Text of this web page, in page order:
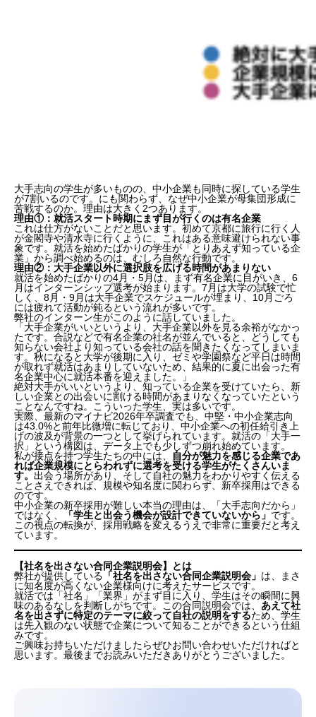
大手志向の学生が多いものの、中小企業も同時に探している学生
が7割いるのです。にも関わらず、なぜ中小企業が母集団形成に
苦戦するのか。理由は大きく2つあります。
理由①：就活スタート時期にまず目が行くのは有名企業
これは仕方がないことだと思います。初めて京都に旅行に行く人
が金閣寺や清水寺に行くように、これはある意味避けられない事
象です。就活を始めたばかりの学生が「とりあえず知っている企
業」から調べ始めるのは、むしろ自然な行動です。
理由②：大手企業以外に選択肢を広げる時間があまりない
就活を始めたばかりの4月・5月は、まず有名企業に目がいき、6
月はインターンシップ選考が始まります。7月は大学の試験で忙
しく、8月・9月は大手企業でスケジュールが埋まり、10月ごろ
には疲れて活動が鈍るという流れが多いです。
弊社のインターン生がこのように話していました。
「大手企業がいいというより、大手企業以外を見る余裕がなかっ
たです。合説などで有名企業の社名が並んでいると、どうしても
知らない会社より知っている会社の話を聞きたくなってしまいま
す。秋になると大学が後期に入り、ゼミや学園祭など平日は時間
が取れず就活はあまりしていないため、結果的に夏に出会った有
名企業中心に就活本番を迎えました。」
絶対大手がいいというより、知っている企業を受けていたら、新
しい企業との出会いに割ける時間があまりなくなっていたという
ことなんですね。こういった学生、実は多いです。
実際、最新のマイナビ2026年卒調査でも、中堅・中小企業志向
は43.0%と前年比微増に転じており、中小企業への初任給引き上
げの波及が背景の一つとして挙げられています。就活の「大手一
択」という構図は、データ上でも少しずつ崩れ始めています。
私が接点を持つ学生たちの中には、
自分が魅力を感じる企業であ
れば企業規模にとらわれずに選考を受ける学生がたくさんいま
す。 出会う場所があり、そして自社の魅力をわかりやすく伝える
ことさえできれば、規模や知名度に関わらず、新卒採用はできる
のです。
中小企業の新卒採用が難しい本当の理由は、「大手志向だから」
ではなく、
「学生と出会う機会が設計できていないから」 です。
この視点の転換が、採用戦略を変えるうえで非常に重要だと考え
ています。
【社名を出さない合同企業説明会】とは
弊社が提供している 「社名を出さない合同企業説明会」 は、まさ
に知名度が高くない企業様向けに考えたサービスです。
就活では「社名」「業界」がまず目に入り、学生はその瞬間に興
味のあるなしを判断しがちです。この合同説明会では、 あえて社
名を出さずに特定のテーマに絞って自社の説明をするため、学生
は先入観のない状態で企業について知ることができるという仕組
みです。
ご興味お持ちいただけましたらぜひお問い合わせいただければと
思います。最後までお読みいただきありがとうございました。
就活における活動傾向を見てみるとどうか？
理由①：就活スタート時期にまず目が行くのは有名
企業
理由②：大手企業以外に選択肢を広げる時間があま
りない
【社名を出さない合同企業説明会】とは
参考データ出典